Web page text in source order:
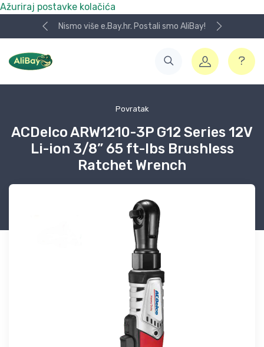
Ažuriraj postavke kolačića
Nismo više e.Bay.hr. Postali smo AliBay!
Povratak
ACDelco ARW1210-3P G12 Series 12V
Li-ion 3/8” 65 ft-lbs Brushless
Ratchet Wrench